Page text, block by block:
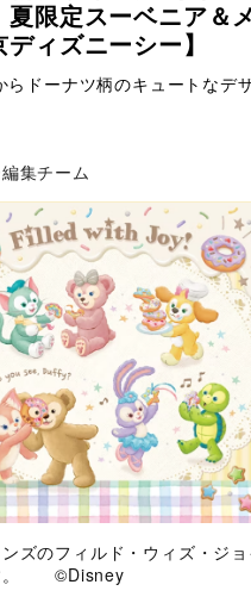
限定スーベニア＆
ィズニーシー】
ドーナツ柄のキュートなデ
集チーム
ズのフィルド・ウィズ・ジ
。 ©Disney